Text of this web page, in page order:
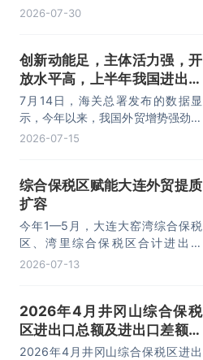
增长8.2%。其中，出口5740.1亿
进口规模均创历史同期新高，外贸运
行呈现“稳中有进，进中提质”的良好
态势。
2026-07-30
创新动能足，主体活力强，开
放水平高，上半年我国进出口
规模首次突破25万亿元
7月14日，海关总署发布的数据显
示，今年以来，我国外贸增势强劲、
走势稳健。据海关统计，今年上半
14.73万亿元，增长13.4%，进口
10.74万亿元，增长22.1%。
2026-07-15
综合保税区赋能大连外贸提质
扩容
今年1—5月，大连大窑湾综合保税
区、湾里综合保税区合计进出口
332.22亿元，同比增长21%，占大
台。
2026-07-13
2026年4月井冈山综合保税
区进出口总额及进出口差额统
计分析
2026年4月井冈山综合保税区进出